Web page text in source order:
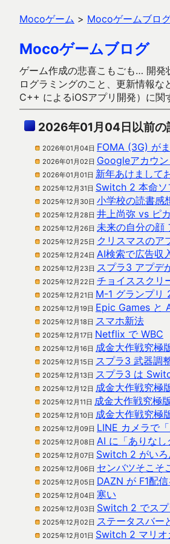
Mocoゲーム > Mocoゲームブロ
Mocoゲームブログ
ゲーム作成の悲喜こもごも… 開
ログラミングのこと、更新情報
C++ によるiOSアプリ開発）に関
2026年01月04日以前の
2026年01月04日 FOMA (3G) が
2026年01月02日 Googleアカウ
2026年01月01日 新年あけまして
2025年12月31日 Switch 2 本命ソ
2025年12月30日 小学校の読書感
2025年12月28日 井上尚弥 vs ピ
2025年12月26日 未来の自分の顔
2025年12月25日 クリスマスのア
2025年12月24日 AI検索で広告収
2025年12月23日 スプラ3 アプデ
2025年12月22日 チョイススクリ
2025年12月21日 M-1 グランプ
2025年12月19日 Epic Games と
2025年12月18日 スマホ新法
2025年12月17日 Netflix で WBC
2025年12月16日 成金大作戦究極
2025年12月15日 スプラ3 武器調
2025年12月13日 スプラ3 は
2025年12月12日 成金大作戦究極
2025年12月11日 成金大作戦究極
2025年12月10日 成金大作戦究極
2025年12月09日 LINE カメラで
2025年12月08日 AI に「ありな
2025年12月07日 Switch 2 がい
2025年12月06日 センバツそこそ
2025年12月05日 DAZN が F1配
2025年12月04日 寒い
2025年12月03日 Switch 2 でス
2025年12月02日 ステータスバー
2025年12月01日 Switch 2 マリオ